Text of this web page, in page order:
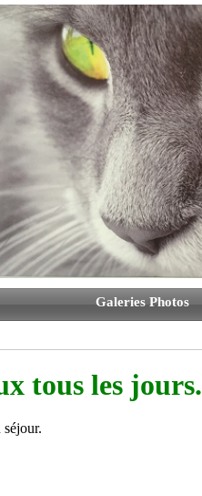
Galeries Photos
tous les jours.